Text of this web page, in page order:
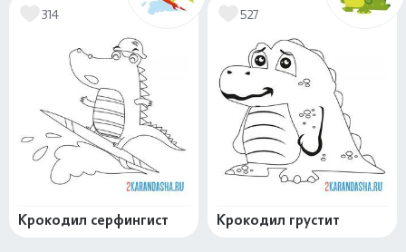
314
Крокодил серфингист
527
Крокодил грустит